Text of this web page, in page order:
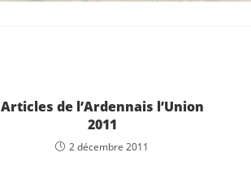
Articles de l’Ardennais l’Union
2011
2 décembre 2011